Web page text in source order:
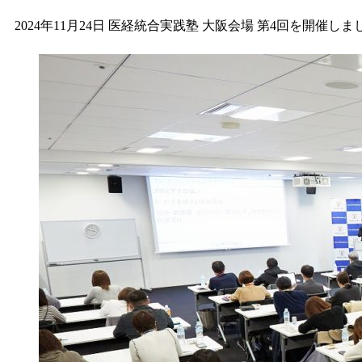
2024年11月24日 医経統合実践塾 大阪会場 第4回を開催しま